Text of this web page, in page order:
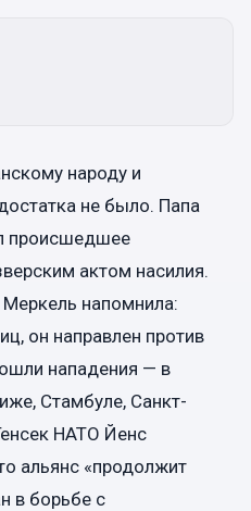
народу и
не было. Папа
происшедшее
актом насилия.
напомнила:
он направлен против
нападения — в
Стамбуле, Санкт-
НАТО Йенс
альянс «продолжит
в борьбе с